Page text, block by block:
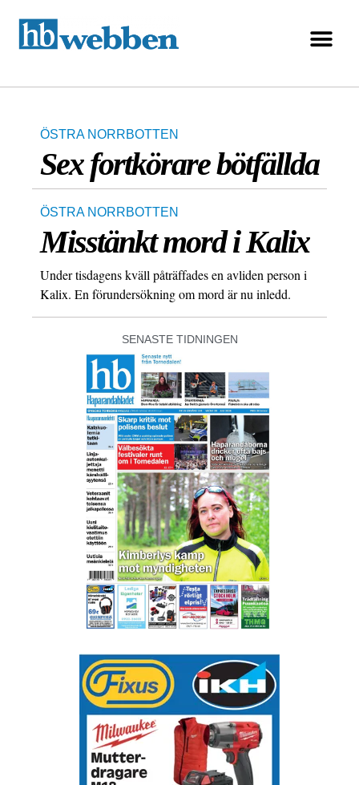
ÖSTRA NORRBOTTEN
Sex fortkörare bötfällda
ÖSTRA NORRBOTTEN
Misstänkt mord i Kalix
Under tisdagens kväll påträffades en avliden person i
Kalix. En förundersökning om mord är nu inledd.
SENASTE TIDNINGEN